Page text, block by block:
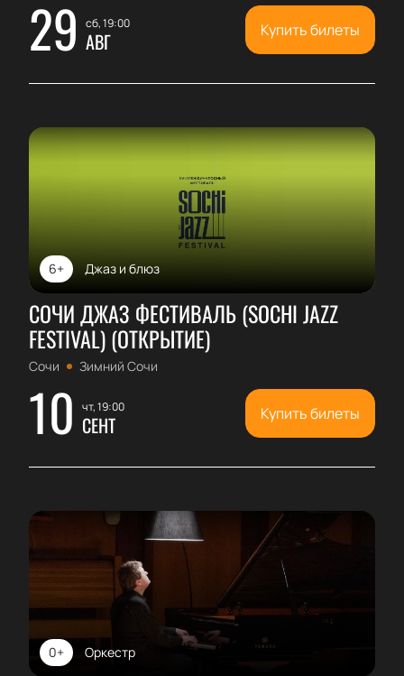
29 сб, 19:00
АВГ Купить билеты
Джаз и блюз
6+
СОЧИ ДЖАЗ ФЕСТИВАЛЬ (SOCHI JAZZ
FESTIVAL) (ОТКРЫТИЕ)
Сочи Зимний Сочи
10 чт, 19:00
СЕНТ Купить билеты
Оркестр
0+